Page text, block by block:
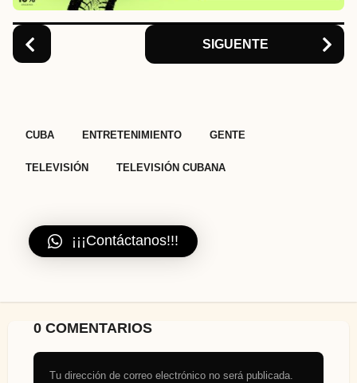
n
SIGUENTE
CUBA ENTRETENIMIENTO GENTE
TELEVISIÓN TELEVISIÓN CUBANA
¡¡¡Contáctanos!!!
0 COMENTARIOS
Tu dirección de correo electrónico no será publicada.